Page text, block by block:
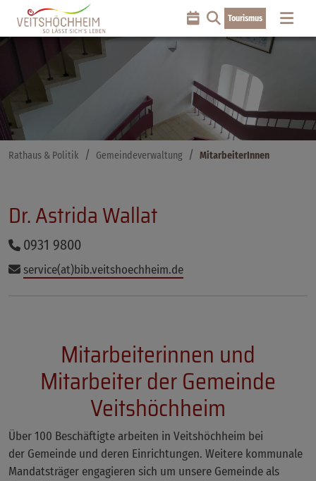
Tourismus
Rathaus & Politik Gemeindeverwaltung MitarbeiterInnen
Dr. Astrida Wallat
0931 9800
service(at)bib.veitshoechheim.de
Mitarbeiterinnen und
Mitarbeiter der Gemeinde
Veitshöchheim
Über 100 Beschäftigte arbeiten in Veitshöchheim bei
der Gemeinde und deren Einrichtungen. Weitere kommunale
Mandatsträger engagieren sich um unsere Gemeinde als